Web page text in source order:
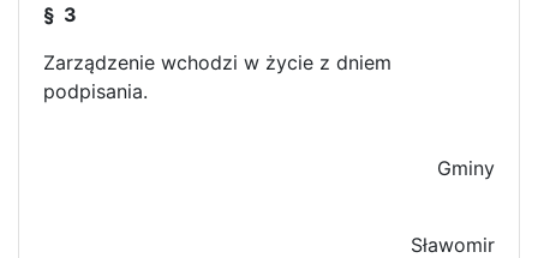
§ 3
Zarządzenie wchodzi w życie z dniem
podpisania.
Gminy
Sławomir